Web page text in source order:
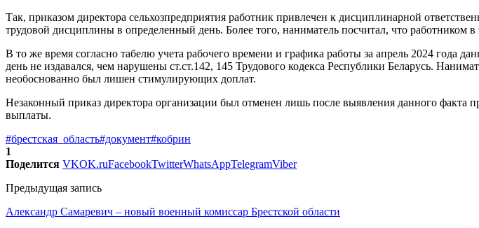
Так, приказом директора сельхозпредприятия работник привлечен к дисциплинарной
трудовой дисциплины в определенный день. Более того, наниматель посчитал, что работником в
В то же время согласно табелю учета рабочего времени и графика работы за апрель 2024 года
день не издавался, чем нарушены ст.ст.142, 145 Трудового кодекса Республики Беларусь.
необоснованно был лишен стимулирующих доплат.
Незаконный приказ директора организации был отменен лишь после выявления данного
выплаты.
#брестская_область#документ#кобрин
1
Поделится VKOK.ruFacebookTwitterWhatsAppTelegramViber
Предыдущая запись
Александр Самаревич – новый военный комиссар Брестской области